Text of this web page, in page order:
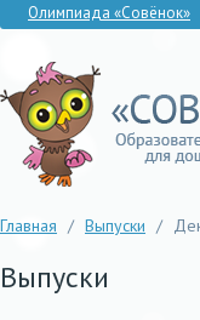
Олимпиада «Совёнок»
Главная / Выпуски /
Выпуски